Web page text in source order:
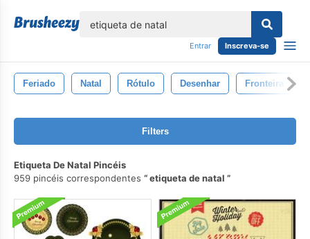
Entrar Inscreva-se
Feriado Natal Rótulo Desenhar Fronteira
Filters
Etiqueta De Natal Pincéis
959 pincéis correspondentes
etiqueta de natal